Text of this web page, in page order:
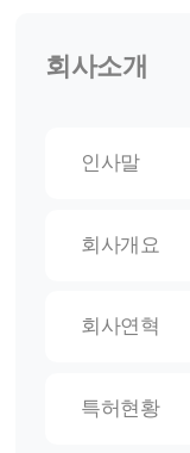
회사소개
인사말
회사개요
회사연혁
특허현황